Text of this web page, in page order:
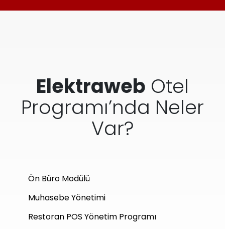
Elektraweb Otel
Programı’nda Neler
Var?
Ön Büro Modülü
Muhasebe Yönetimi
Restoran POS Yönetim Programı